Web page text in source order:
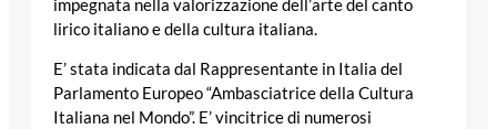
impegnata nella valorizzazione dell’arte del canto
lirico italiano e della cultura italiana.
E’ stata indicata dal Rappresentante in Italia del
Parlamento Europeo “Ambasciatrice della Cultura
Italiana nel Mondo”. E’ vincitrice di numerosi